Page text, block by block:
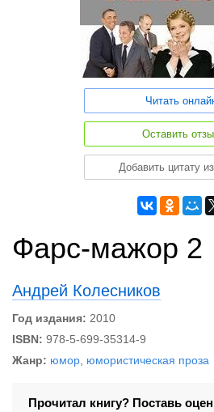
Читать
Оставить
Добавить цитату
Фарс-мажор 2
Андрей Колесников
Год издания: 2010
ISBN: 978-5-699-35314-9
Жанр: юмор юмористическая проза
Прочитал книгу? Поставь